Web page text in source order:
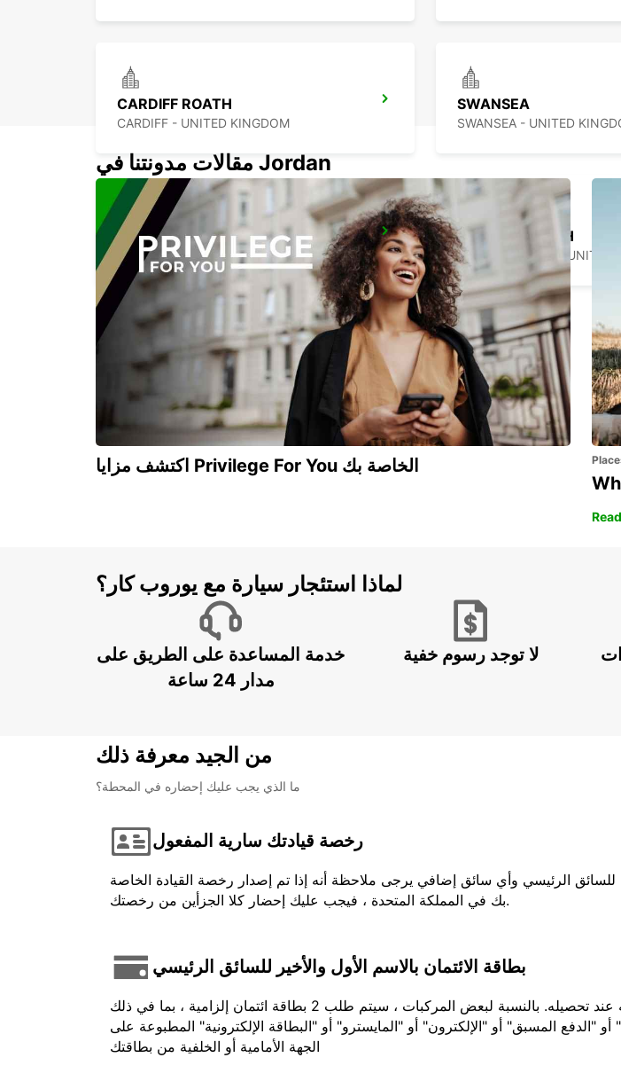
CARDIFF ROATH
CARDIFF - UNITED KINGDOM
SWANSEA
SWANSEA - UNITED
GUERNSEY AIRPORT - CHANNEL ISLANDS
GUERNSEY - UNITED KINGDOM
BOURNEMOUTH
BOURNEMOUTH - UNITED
مقالات مدونتنا في Jordan
اكتشف مزايا Privilege For You الخاصة بك
لماذا استئجار سيارة مع يوروب كار؟
خدمة المساعدة على الطريق على
مدار 24 ساعة
لا توجد رسوم خفية
من الجيد معرفة ذلك
ما الذي يجب عليك إحضاره في المحطة؟
رخصة قيادتك سارية المفعول
الرئيسي وأي سائق إضافي يرجى ملاحظة أنه إذا تم إصدار رخصة القيادة الخاصة
بك في المملكة المتحدة ، فيجب عليك إحضار كلا الجزأين من رخصتك.
بطاقة الائتمان بالاسم الأول والأخير للسائق الرئيسي
في حالة الدفع المسبق ، يجب أن يكون الرصيد المستخدم باسم السائق وتقديمه عند تحصيله. بالنسبة لبعض المركبات ، سيتم طلب 2 بطاقة ائتمان إلزامية ، بما في ذلك
المسبق" أو "الإلكترون" أو "المايسترو" أو "البطاقة الإلكترونية" المطبوعة على
الجهة الأمامية أو الخلفية من بطاقتك